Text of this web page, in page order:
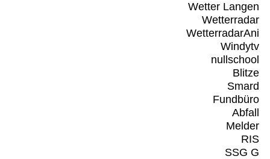
Wetter Langen
Wetterradar
WetterradarAni
Windytv
nullschool
Blitze
Smard
Fundbüro
Abfall
Melder
RIS
SSG G